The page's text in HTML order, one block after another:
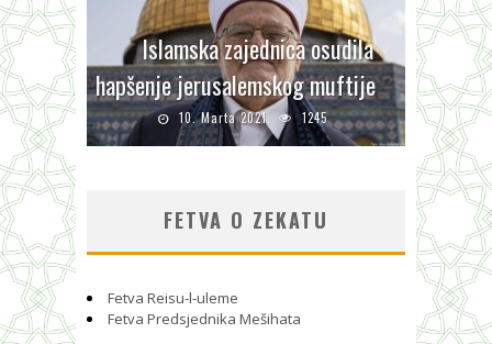
Islamska zajednica osudila
hapšenje jerusalemskog muftije
10. Marta 2021. 1245
FETVA O ZEKATU
Fetva Reisu-l-uleme
Fetva Predsjednika Mešihata